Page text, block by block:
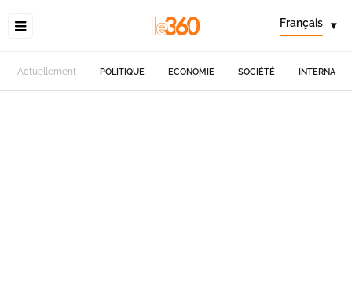
Français ▾
Actuellement POLITIQUE ECONOMIE SOCIÉTÉ